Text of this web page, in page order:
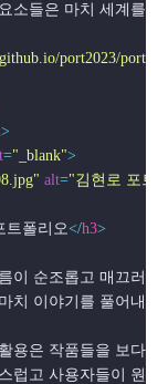
이는 요소들은 마치
port2023/
>
="_blank">
alt="김현로 포트
트폴리오</h3>
의 흐름이 순조롭고 매
은 마치 이야기를 풀어
한 활용은 작품들을
자연스럽고 사용자들